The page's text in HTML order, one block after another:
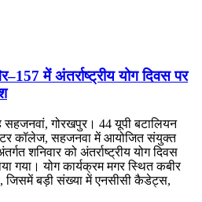
में अंतर्राष्ट्रीय योग दिवस पर
सहजनवां, गोरखपुर। 44 यूपी बटालियन
इंटर कॉलेज, सहजनवा में आयोजित संयुक्त
शनिवार को अंतर्राष्ट्रीय योग दिवस
गया। योग कार्यक्रम मगर स्थित कबीर
जिसमें बड़ी संख्या में एनसीसी कैडेट्स,